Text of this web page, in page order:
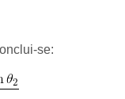
se: